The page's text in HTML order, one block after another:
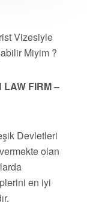
Vizesiyle
Miyim ?
LAW FIRM –
Devletleri
olan
en iyi